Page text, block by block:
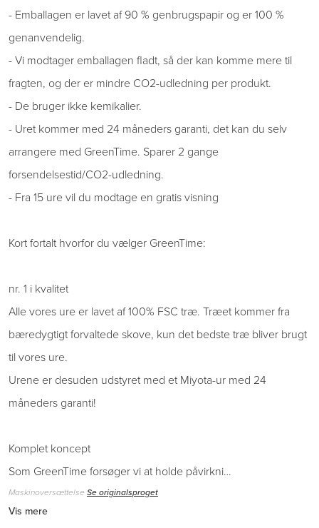
- Emballagen er lavet af 90 % genbrugspapir og er 100 %
genanvendelig.
- Vi modtager emballagen fladt, så der kan komme mere til
fragten, og der er mindre CO2-udledning per produkt.
- De bruger ikke kemikalier.
- Uret kommer med 24 måneders garanti, det kan du selv
arrangere med GreenTime. Sparer 2 gange
forsendelsestid/CO2-udledning.
- Fra 15 ure vil du modtage en gratis visning
Kort fortalt hvorfor du vælger GreenTime:
nr. 1 i kvalitet
Alle vores ure er lavet af 100% FSC træ. Træet kommer fra
bæredygtigt forvaltede skove, kun det bedste træ bliver brugt
til vores ure.
Urene er desuden udstyret med et Miyota-ur med 24
måneders garanti!
Komplet koncept
Som GreenTime forsøger vi at holde påvirkni…
Maskinoversættelse Se originalsproget
Vis mere